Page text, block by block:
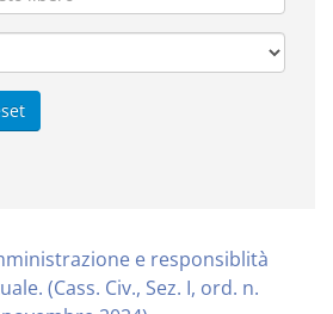
e responsiblità
(Cass. Civ., Sez. I, ord. n.